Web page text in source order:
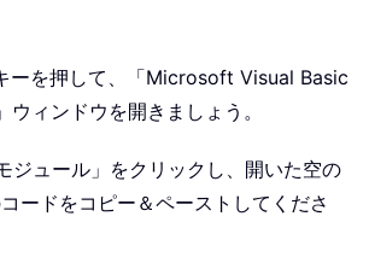
ーを押して、「Microsoft Visual Basic
ィンドウを開きましょう。
ジュール」をクリックし、開いた空の
ードをコピー＆ペーストしてくださ